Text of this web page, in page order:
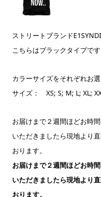
ストリートブランド
こちらはブラックタイプです
カラーサイズをそれぞれお選
サイズ： XS; S; M; L; XL;
お届けまで２週間ほどお時
いただきましたら現地より
おります。
お届けまで２週間ほどお時
いただきましたら現地より
おります。